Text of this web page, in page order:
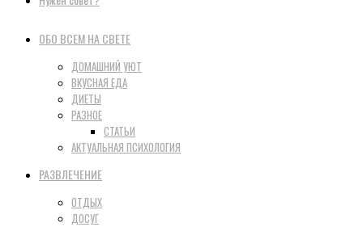
ОБО ВСЕМ НА СВЕТЕ
ДОМАШНИЙ УЮТ
ВКУСНАЯ ЕДА
ДИЕТЫ
РАЗНОЕ
СТАТЬИ
АКТУАЛЬНАЯ ПСИХОЛОГИЯ
РАЗВЛЕЧЕНИЕ
ОТДЫХ
ДОСУГ